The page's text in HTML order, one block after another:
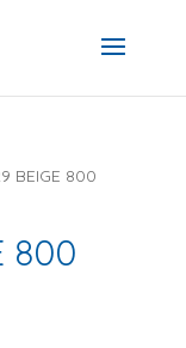
BEIGE 800
800